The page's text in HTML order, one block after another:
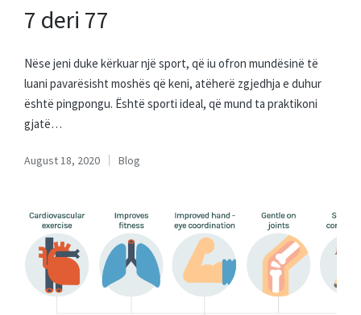
7 deri 77
Nëse jeni duke kërkuar një sport, që iu ofron mundësinë të
luani pavarësisht moshës që keni, atëherë zgjedhja e duhur
është pingpongu. Është sporti ideal, që mund ta praktikoni
gjatë…
August 18, 2020
Posted
Blog